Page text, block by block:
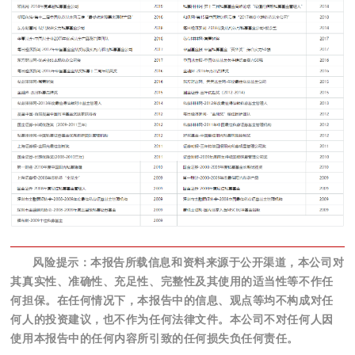
风险提示：本报告所载信息和资料来源于公开渠道，本公司对
其真实性、准确性、充足性、完整性及其使用的适当性等不作任
何担保。在任何情况下，本报告中的信息、观点等均不构成对任
何人的投资建议，也不作为任何法律文件。本公司不对任何人因
使用本报告中的任何内容所引致的任何损失负任何责任。